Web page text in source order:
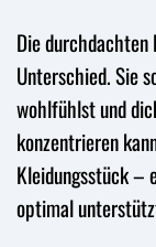
Die durchdachten
Unterschied. Sie
wohlfühlst und
konzentrieren
Kleidungsstück –
optimal